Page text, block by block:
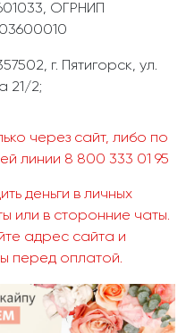
ОГРНИП
г. Пятигорск, ул.
21/2;
через сайт, либо по
линии 8 800 333 01 95
деньги в личных
или в сторонние чаты.
адрес сайта и
перед оплатой.